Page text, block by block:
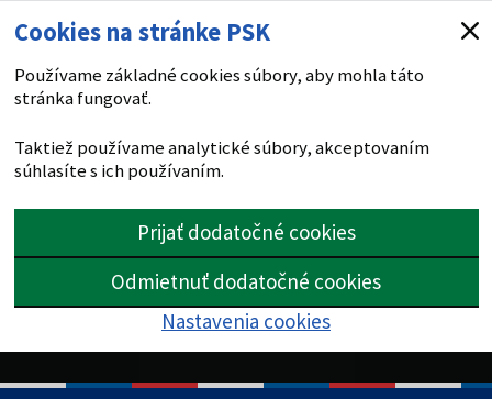
Cookies na stránke PSK
Používame základné cookies súbory, aby mohla táto
stránka fungovať.
Taktiež používame analytické súbory, akceptovaním
súhlasíte s ich používaním.
Prijať dodatočné cookies
Odmietnuť dodatočné cookies
Nastavenia cookies